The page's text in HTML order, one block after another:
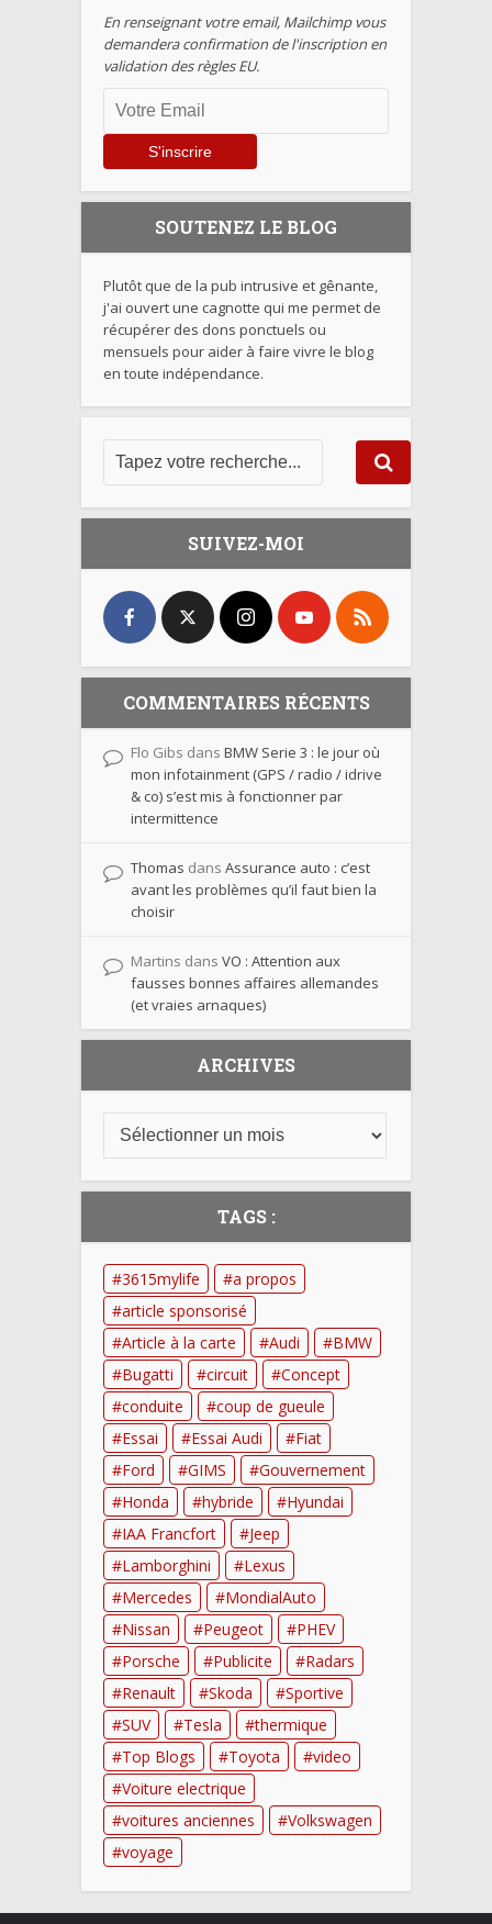
En renseignant votre email, Mailchimp vous
demandera confirmation de l'inscription en
validation des règles EU.
SOUTENEZ LE BLOG
Plutôt que de la pub intrusive et gênante,
j'ai ouvert une cagnotte qui me permet de
récupérer des dons ponctuels ou
mensuels pour aider à faire vivre le blog
en toute indépendance.
SUIVEZ-MOI
COMMENTAIRES RÉCENTS
Flo Gibs dans BMW Serie 3 : le jour où
mon infotainment (GPS / radio / idrive
& co) s’est mis à fonctionner par
intermittence
Thomas dans Assurance auto : c’est
avant les problèmes qu’il faut bien la
choisir
Martins dans VO : Attention aux
fausses bonnes affaires allemandes
(et vraies arnaques)
ARCHIVES
TAGS :
3615mylife
a propos
article sponsorisé
Article à la carte
Audi
BMW
Bugatti
circuit
Concept
conduite
coup de gueule
Essai
Essai Audi
Fiat
Ford
GIMS
Gouvernement
Honda
hybride
Hyundai
IAA Francfort
Jeep
Lamborghini
Lexus
Mercedes
MondialAuto
Nissan
Peugeot
PHEV
Porsche
Publicite
Radars
Renault
Skoda
Sportive
SUV
Tesla
thermique
Top Blogs
Toyota
video
Voiture electrique
voitures anciennes
Volkswagen
voyage